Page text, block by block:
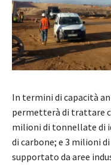
In termini di capacità
permetterà di trattare
milioni di tonnellate di
di carbone; e 3 milioni
supportato da aree